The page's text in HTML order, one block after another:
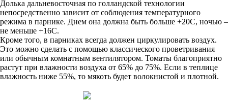
Долька дальневосточная по голландской технологии
непосредственно зависит от соблюдения температурного
режима в парнике. Днем она должна быть больше +20С, ночью –
не меньше +16С.
Кроме того, в парниках всегда должен циркулировать воздух.
Это можно сделать с помощью классического проветривания
или обычным комнатным вентилятором. Томаты благоприятно
растут при влажности воздуха от 65% до 75%. Если в теплице
влажность ниже 55%, то мякоть будет волокнистой и плотной.